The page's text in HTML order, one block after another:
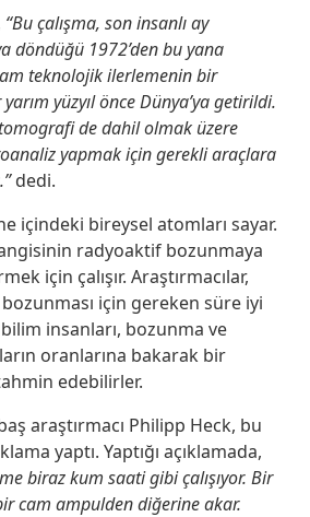
“Bu çalışma, son insanlı ay
döndüğü 1972’den bu yana
teknolojik ilerlemenin bir
yüzyıl önce Dünya’ya getirildi.
de dahil olmak üzere
yapmak için gerekli araçlara
dedi.
içindeki bireysel atomları sayar.
radyoaktif bozunmaya
için çalışır. Araştırmacılar,
için gereken süre iyi
insanları, bozunma ve
oranlarına bakarak bir
edebilirler.
araştırmacı Philipp Heck, bu
yaptı. Yaptığı açıklamada,
biraz kum saati gibi çalışıyor. Bir
cam ampulden diğerine akar.